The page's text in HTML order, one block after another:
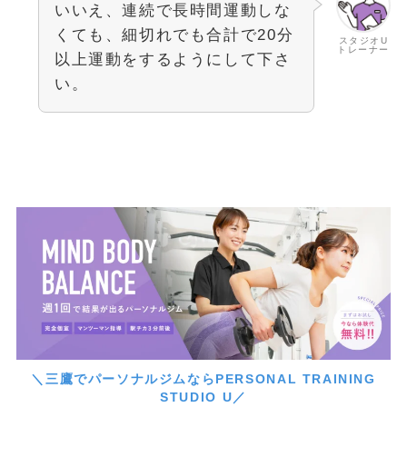
スタジオU
トレーナー
いいえ、連続で長時間運動しな
くても、細切れでも合計で20分
以上運動をするようにして下さ
い。
＼三鷹でパーソナルジムならPERSONAL TRAINING
STUDIO U／